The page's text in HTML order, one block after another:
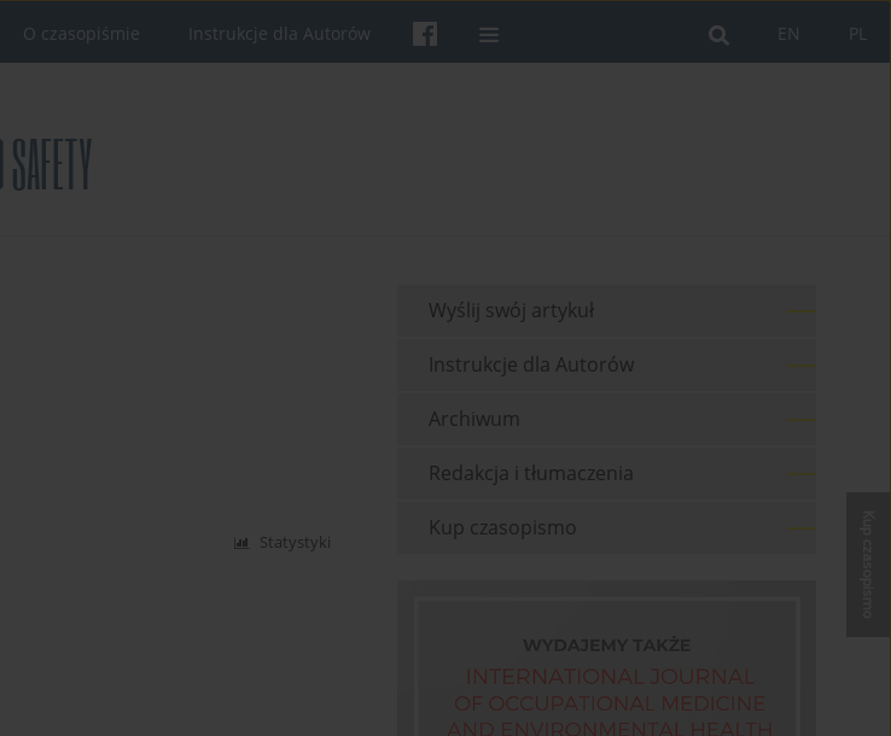
PL
EN
O czasopiśmie Instrukcje dla Autorów
Statystyki
Wyślij swój artykuł
Instrukcje dla Autorów
Archiwum
Redakcja i tłumaczenia
Kup czasopismo